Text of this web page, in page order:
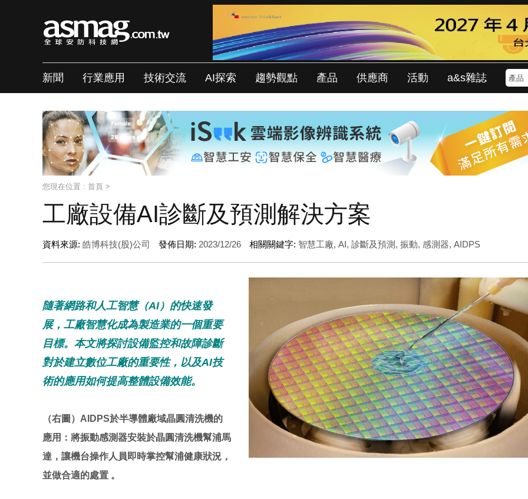
新聞 行業應用 技術交流 AI探索 趨勢觀點 產品 供應商 活動 a&s雜誌
您現在位置 : 首頁 >
工廠設備AI診斷及預測解決方案
資料來源: 皓博科技(股)公司 發佈日期: 2023/12/26 相關關鍵字: 智慧工廠, AI, 診斷及預測 , 振動, 感測器, AIDPS
隨著網路和人工智慧（AI）的快速發
展，工廠智慧化成為製造業的一個重要
目標。本文將探討設備監控和故障診斷
對於建立數位工廠的重要性，以及AI技
術的應用如何提高整體設備效能。
（右圖）AIDPS於半導體廠域晶圓清洗機的
應用：將振動感測器安裝於晶圓清洗機幫浦馬
達，讓機台操作人員即時掌控幫浦健康狀況，
並做合適的處置 。